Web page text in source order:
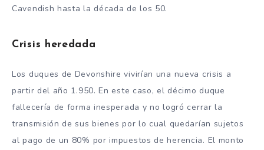
Cavendish hasta la década de los 50.
Crisis heredada
Los duques de Devonshire vivirían una nueva crisis a
partir del año 1.950. En este caso, el décimo duque
fallecería de forma inesperada y no logró cerrar la
transmisión de sus bienes por lo cual quedarían sujetos
al pago de un 80% por impuestos de herencia. El monto